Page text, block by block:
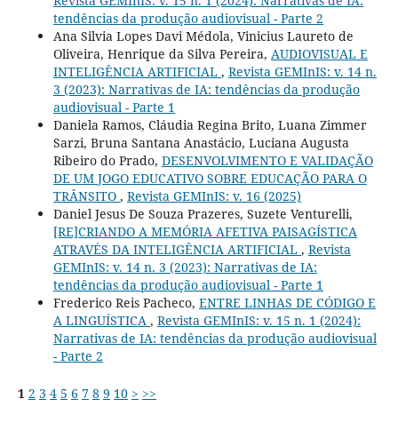
tendências da produção audiovisual - Parte 2
Ana Silvia Lopes Davi Médola, Vinicius Laureto de
Oliveira, Henrique da Silva Pereira, AUDIOVISUAL E
INTELIGÊNCIA ARTIFICIAL , Revista GEMInIS: v. 14 n.
3 (2023): Narrativas de IA: tendências da produção
audiovisual - Parte 1
Daniela Ramos, Cláudia Regina Brito, Luana Zimmer
Sarzi, Bruna Santana Anastácio, Luciana Augusta
Ribeiro do Prado, DESENVOLVIMENTO E VALIDAÇÃO
DE UM JOGO EDUCATIVO SOBRE EDUCAÇÃO PARA O
TRÂNSITO , Revista GEMInIS: v. 16 (2025)
Daniel Jesus De Souza Prazeres, Suzete Venturelli,
[RE]CRIANDO A MEMÓRIA AFETIVA PAISAGÍSTICA
ATRAVÉS DA INTELIGÊNCIA ARTIFICIAL , Revista
GEMInIS: v. 14 n. 3 (2023): Narrativas de IA:
tendências da produção audiovisual - Parte 1
Frederico Reis Pacheco, ENTRE LINHAS DE CÓDIGO E
A LINGUÍSTICA , Revista GEMInIS: v. 15 n. 1 (2024):
Narrativas de IA: tendências da produção audiovisual
- Parte 2
1 2 3 4 5 6 7 8 9 10 > >>